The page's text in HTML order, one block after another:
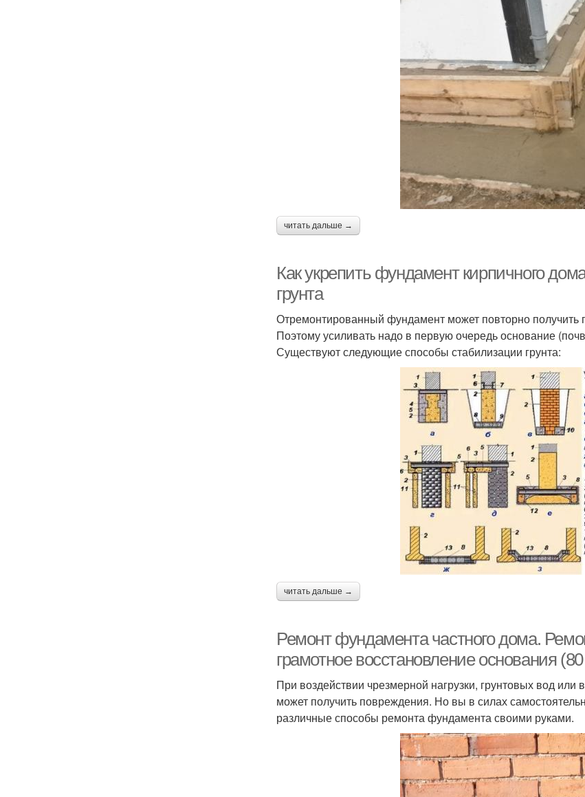
читать дальше →
Как укрепить фундамент кирпичного
грунта
Отремонтированный фундамент может повторно получить
Поэтому усиливать надо в первую очередь основание
Существуют следующие способы стабилизации грунта:
читать дальше →
Ремонт фундамента частного дома.
грамотное восстановление основания
При воздействии чрезмерной нагрузки, грунтовых вод
может получить повреждения. Но вы в силах
различные способы ремонта фундамента своими руками.